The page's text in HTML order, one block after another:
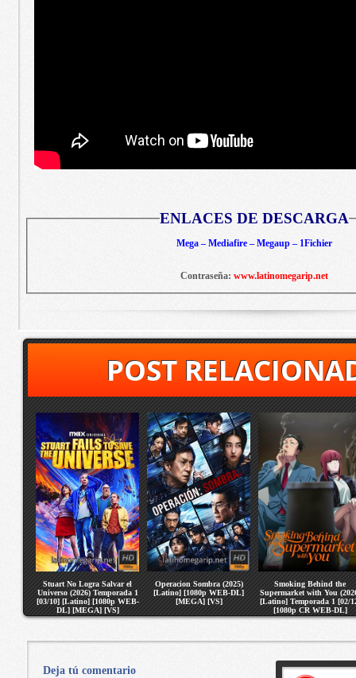
ENLACES DE DESCARGA
Mega – Mediafire – Megaup – 1Fichier
Contraseña: www.latinomegarip.net
POST
Stuart No Logra Salvar el
Universo (2026) Temporada 1
[03/10] [Latino] [1080p WEB-
DL] [MEGA] [VS]
Operacion Sombra (2025)
[Latino] [1080p WEB-DL]
[MEGA] [VS]
Smoking Behind the
Supermarket with You
[Latino] Temporada 1 [02/
[1080p CR WEB-DL]
[MEGA] [VS]
Deja tú comentario